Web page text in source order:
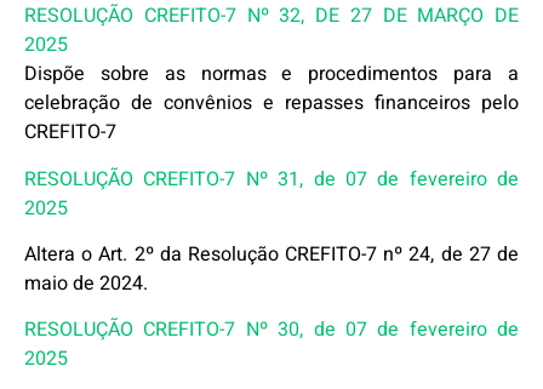
RESOLUÇÃO CREFITO-7 Nº 32, DE 27 DE MARÇO DE
2025
Dispõe sobre as normas e procedimentos para a
celebração de convênios e repasses financeiros pelo
CREFITO-7
RESOLUÇÃO CREFITO-7 Nº 31, de 07 de fevereiro de
2025
Altera o Art. 2º da Resolução CREFITO-7 nº 24, de 27 de
maio de 2024.
RESOLUÇÃO CREFITO-7 Nº 30, de 07 de fevereiro de
2025